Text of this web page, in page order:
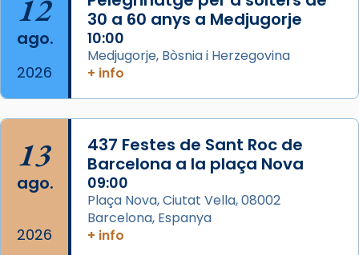
Foto
View on Facebook ·
12
ago.
2026
30 a 60 anys a Medjugorje
10:00
Medjugorje, Bòsnia i Herzegovina
+ info
13
ago.
2026
437 Festes de Sant Roc de
Barcelona a la plaça Nova
09:00
Plaça Nova, Ciutat Vella, 08002
Barcelona, Espanya
+ info